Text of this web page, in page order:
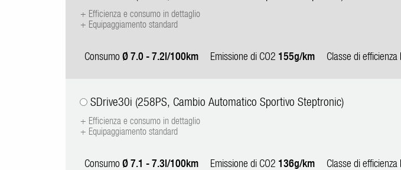
+ Efficienza e consumo in dettaglio
+ Equipaggiamento standard
Consumo Ø 7.0 - 7.2l/100km Emissione di CO2 155g/km Classe di efficienza
SDrive30i (258PS, Cambio Automatico Sportivo Steptronic)
+ Efficienza e consumo in dettaglio
+ Equipaggiamento standard
ConsumoØ 7.1 - 7.3l/100km Emissione di CO2 136g/km Classe di efficienza